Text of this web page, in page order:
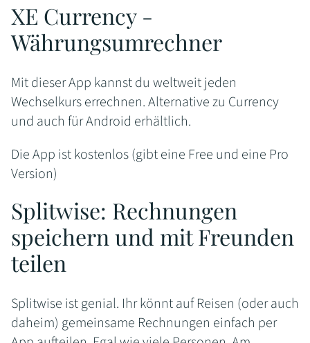
XE Currency -
Währungsumrechner
Mit dieser App kannst du weltweit jeden
Wechselkurs errechnen. Alternative zu Currency
und auch für Android erhältlich.
Die App ist kostenlos (gibt eine Free und eine Pro
Version)
Splitwise: Rechnungen
speichern und mit Freunden
teilen
Splitwise ist genial. Ihr könnt auf Reisen (oder auch
daheim) gemeinsame Rechnungen einfach per